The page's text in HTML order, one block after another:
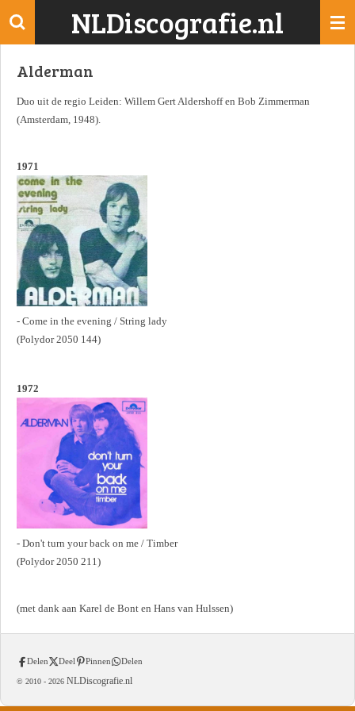
Ga
de
NLDiscografie.nl
Alderman
Duo uit de regio Leiden: Willem Gert Aldershoff en Bob Zimmerman
(Amsterdam, 1948).
1971
- Come in the evening / String lady
(Polydor 2050 144)
1972
- Don't turn your back on me / Timber
(Polydor 2050 211)
(met dank aan Karel de Bont en Hans van Hulssen)
Delen Deel Pinnen Delen
© 2010 - 2026 NLDiscografie.nl